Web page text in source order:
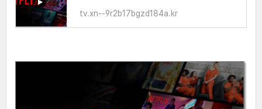
tv.xn--9r2b17bgzd184a.kr